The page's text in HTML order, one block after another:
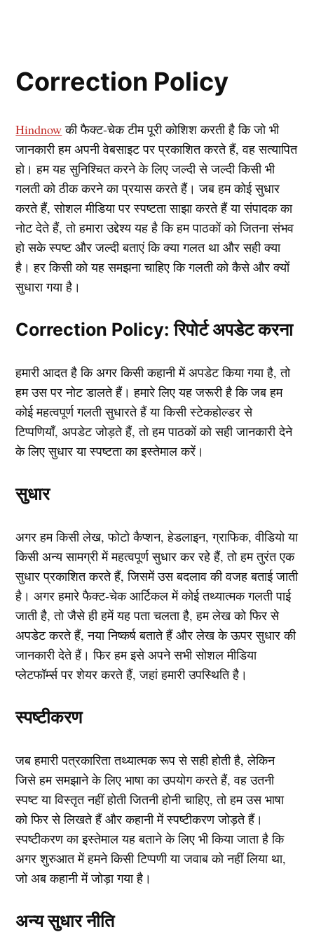
Correction Policy
Hindnowकी फैक्ट-चेक टीम पूरी कोशिश करती है कि जो भी
जानकारी हम अपनी वेबसाइट पर प्रकाशित करते हैं, वह सत्यापित
हो। हम यह सुनिश्चित करने के लिए जल्दी से जल्दी किसी भी
गलती को ठीक करने का प्रयास करते हैं। जब हम कोई सुधार
करते हैं, सोशल मीडिया पर स्पष्टता साझा करते हैं या संपादक का
नोट देते हैं, तो हमारा उद्देश्य यह है कि हम पाठकों को जितना संभव
हो सके स्पष्ट और जल्दी बताएं कि क्या गलत था और सही क्या
है। हर किसी को यह समझना चाहिए कि गलती को कैसे और क्यों
सुधारा गया है।
Correction Policy: रिपोर्ट अपडेट करना
हमारी आदत है कि अगर किसी कहानी में अपडेट किया गया है, तो
हम उस पर नोट डालते हैं। हमारे लिए यह जरूरी है कि जब हम
कोई महत्वपूर्ण गलती सुधारते हैं या किसी स्टेकहोल्डर से
टिप्पणियाँ, अपडेट जोड़ते हैं, तो हम पाठकों को सही जानकारी देने
के लिए सुधार या स्पष्टता का इस्तेमाल करें।
सुधार
अगर हम किसी लेख, फोटो कैप्शन, हेडलाइन, ग्राफिक, वीडियो या
किसी अन्य सामग्री में महत्वपूर्ण सुधार कर रहे हैं, तो हम तुरंत एक
सुधार प्रकाशित करते हैं, जिसमें उस बदलाव की वजह बताई जाती
है। अगर हमारे फैक्ट-चेक आर्टिकल में कोई तथ्यात्मक गलती पाई
जाती है, तो जैसे ही हमें यह पता चलता है, हम लेख को फिर से
अपडेट करते हैं, नया निष्कर्ष बताते हैं और लेख के ऊपर सुधार की
जानकारी देते हैं। फिर हम इसे अपने सभी सोशल मीडिया
प्लेटफॉर्म्स पर शेयर करते हैं, जहां हमारी उपस्थिति है।
स्पष्टीकरण
जब हमारी पत्रकारिता तथ्यात्मक रूप से सही होती है, लेकिन
जिसे हम समझाने के लिए भाषा का उपयोग करते हैं, वह उतनी
स्पष्ट या विस्तृत नहीं होती जितनी होनी चाहिए, तो हम उस भाषा
को फिर से लिखते हैं और कहानी में स्पष्टीकरण जोड़ते हैं।
स्पष्टीकरण का इस्तेमाल यह बताने के लिए भी किया जाता है कि
अगर शुरुआत में हमने किसी टिप्पणी या जवाब को नहीं लिया था,
जो अब कहानी में जोड़ा गया है।
अन्य सुधार नीति